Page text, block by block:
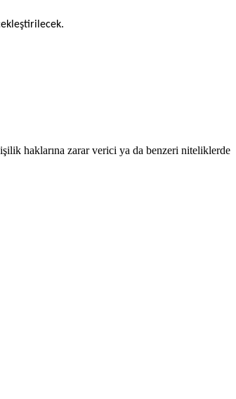
haklarına zarar verici ya da benzeri niteliklerde